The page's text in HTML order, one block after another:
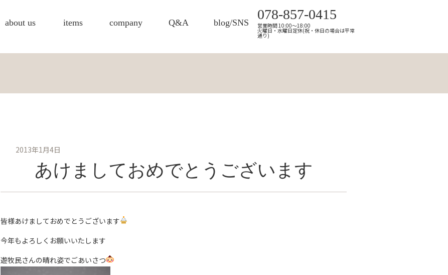
about us items company Q&A blog/SNS
078-857-0415
営業時間 10:00～18:00
火曜日・水曜日定休(祝・休日の場合は平常
通り)
2013年1月4日
あけましておめでとうございます
皆様あけましておめでとうございます
今年もよろしくお願いいたします
遊牧民さんの晴れ姿でごあいさつ